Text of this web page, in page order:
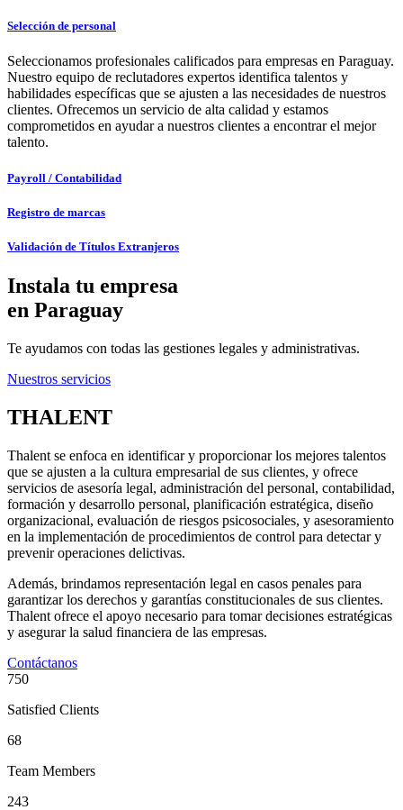
Selección de personal
Seleccionamos profesionales calificados para empresas en Paraguay.
Nuestro equipo de reclutadores expertos identifica talentos y
habilidades específicas que se ajusten a las necesidades de nuestros
clientes. Ofrecemos un servicio de alta calidad y estamos
comprometidos en ayudar a nuestros clientes a encontrar el mejor
talento.
Payroll / Contabilidad
Registro de marcas
Validación de Títulos Extranjeros
Instala tu empresa
en Paraguay
Te ayudamos con todas las gestiones legales y administrativas.
Nuestros servicios
THALENT
Thalent se enfoca en identificar y proporcionar los mejores talentos
que se ajusten a la cultura empresarial de sus clientes, y ofrece
servicios de asesoría legal, administración del personal, contabilidad,
formación y desarrollo personal, planificación estratégica, diseño
organizacional, evaluación de riesgos psicosociales, y asesoramiento
en la implementación de procedimientos de control para detectar y
prevenir operaciones delictivas.
Además, brindamos representación legal en casos penales para
garantizar los derechos y garantías constitucionales de sus clientes.
Thalent ofrece el apoyo necesario para tomar decisiones estratégicas
y asegurar la salud financiera de las empresas.
Contáctanos
750
Satisfied Clients
68
Team Members
243